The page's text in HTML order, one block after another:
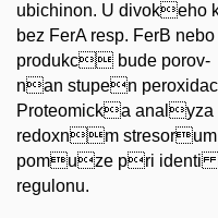
ubichinon. U
bez FerA resp. FerB
produkc bude porov-
nan stupen
Proteomicka
redoxnm stresorum
pomuze pri identi
regulonu.